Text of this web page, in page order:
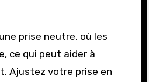
prise neutre, où les
ce qui peut aider à
Ajustez votre prise en